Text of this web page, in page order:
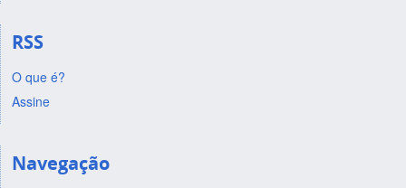
RSS
O que é?
Assine
Navegação